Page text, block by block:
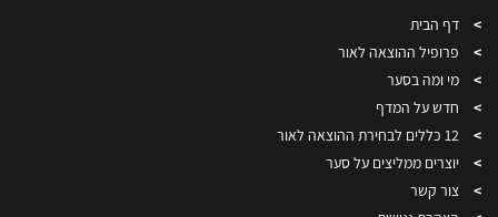
דף הבית
פרופיל ההוצאה לאור
מי ומה בסער
חדש על המדף
12 כללים לבחירת ההוצאה לאור
יוצרים ממליצים על סער
צור קשר